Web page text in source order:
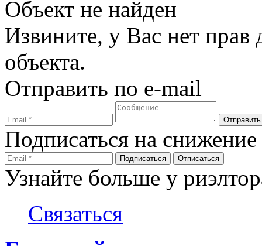
Объект не найден
Извините, у Вас нет прав
объекта.
Отправить по e-mail
Подписаться на
Узнайте больше у
Связаться